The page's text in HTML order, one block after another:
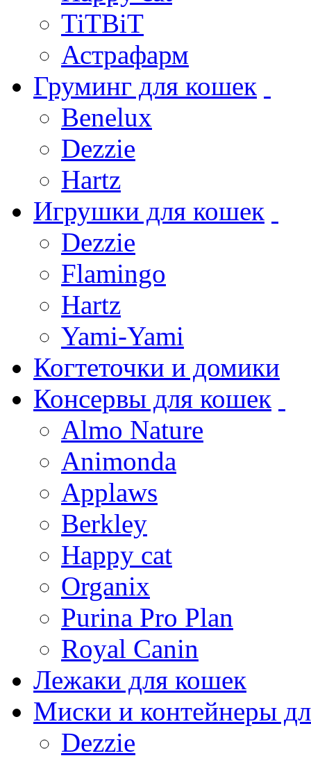
TiTBiT
Астрафарм
Груминг для кошек
Benelux
Dezzie
Hartz
Игрушки для кошек
Dezzie
Flamingo
Hartz
Yami-Yami
Когтеточки и домики
Консервы для кошек
Almo Nature
Animonda
Applaws
Berkley
Happy cat
Organix
Purina Pro Plan
Royal Canin
Лежаки для кошек
Миски и контейнеры
Dezzie